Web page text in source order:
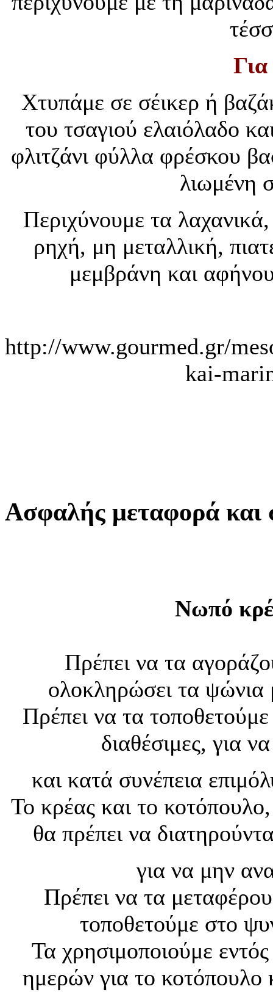
Για
Χτυπάμε σε σέικερ ή
του τσαγιού ελαιόλαδο
φλιτζάνι φύλλα φρέσκου
λιωμένη
Περιχύνουμε τα
ρηχή, μη μεταλλική,
μεμβράνη και
http://www.gourmed.gr/
kai-
Ασφαλής μεταφορά και
Νωπό
Πρέπει να τα
ολοκληρώσει τα ψώνια
Πρέπει να τα
διαθέσιμες, για
και κατά συνέπεια
Το κρέας και το
θα πρέπει να
για να μην
Πρέπει να τα
τοποθετούμε στο
Τα χρησιμοποιούμε
ημερών για το κοτόπουλο